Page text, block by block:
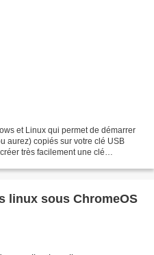
et Linux qui permet de démarrer
aurez) copiés sur votre clé USB
très facilement une clé
linux sous ChromeOS